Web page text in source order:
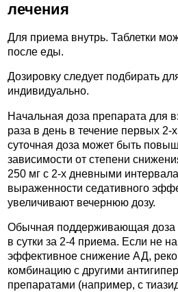
лечения
Для приема внутрь. Таблетки
после еды.
Дозировку следует подбирать
индивидуально.
Начальная доза препарата для
раза в день в течение первых 2-
суточная доза может быть
зависимости от степени
250 мг с 2-х дневными
выраженности седативного
увеличивают вечернюю дозу.
Обычная поддерживающая доза
в сутки за 2-4 приема. Если не
эффективное снижение АД,
комбинацию с другими
препаратами (например, с